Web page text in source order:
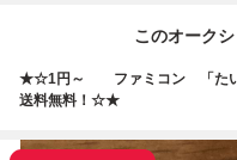
このオーク
★☆1円～ ファミコン 「たい
送料無料！☆★